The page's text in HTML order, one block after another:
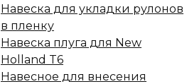
Навеска для укладки рулонов
в пленку
Навеска плуга для New
Holland T6
Навесное для внесения